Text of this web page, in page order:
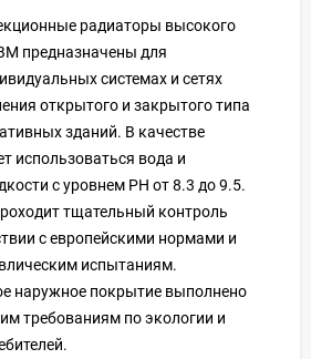
радиаторы высокого
предназначены для
системах и сетях
открытого и закрытого типа
зданий. В качестве
использоваться вода и
с уровнем PH от 8.3 до 9.5.
тщательный контроль
с европейскими нормами и
испытаниям.
наружное покрытие выполнено
требованиям по экологии и